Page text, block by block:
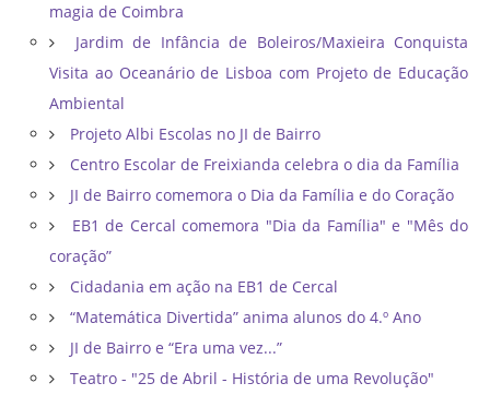
magia de Coimbra
Jardim de Infância de Boleiros/Maxieira Conquista
Visita ao Oceanário de Lisboa com Projeto de Educação
Ambiental
Projeto Albi Escolas no JI de Bairro
Centro Escolar de Freixianda celebra o dia da Família
JI de Bairro comemora o Dia da Família e do Coração
EB1 de Cercal comemora "Dia da Família" e "Mês do
coração”
Cidadania em ação na EB1 de Cercal
“Matemática Divertida” anima alunos do 4.º Ano
JI de Bairro e “Era uma vez...”
Teatro - "25 de Abril - História de uma Revolução"